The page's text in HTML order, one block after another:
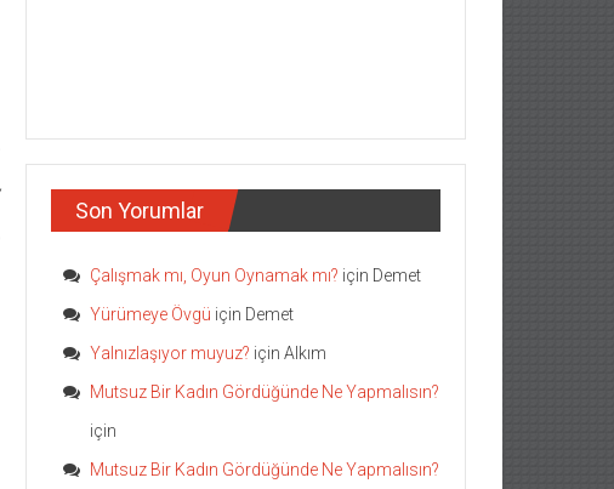
Son Yorumlar
Çalışmak mı, Oyun Oynamak mı? için Demet
Yürümeye Övgü için Demet
Yalnızlaşıyor muyuz? için Alkım
Mutsuz Bir Kadın Gördüğünde Ne Yapmalısın?
için
Mutsuz Bir Kadın Gördüğünde Ne Yapmalısın?